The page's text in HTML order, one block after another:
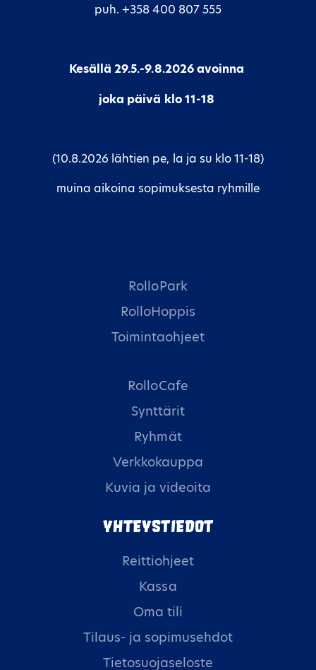
puh. +358 400 807 555
Kesällä 29.5.-9.8.2026 avoinna
joka päivä klo 11-18
(10.8.2026 lähtien pe, la ja su klo 11-18)
muina aikoina sopimuksesta ryhmille
RolloPark
RolloHoppis
Toimintaohjeet
RolloCafe
Synttärit
Ryhmät
Verkkokauppa
Kuvia ja videoita
Yhteystiedot
Reittiohjeet
Kassa
Oma tili
Tilaus- ja sopimusehdot
Tietosuojaseloste